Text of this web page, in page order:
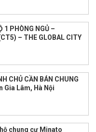
1 PHÒNG NGỦ –
– THE GLOBAL CITY
CHỦ CẦN BÁN CHUNG
Gia Lâm, Hà Nội
chung cư Minato